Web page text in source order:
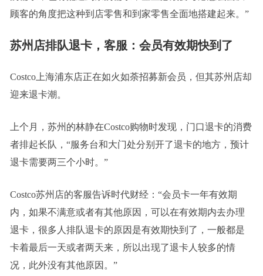
顾客的角度把这种到店零售和到家零售全面地搭建起来。”
苏州店排队退卡，客服：会员有效期快到了
Costco上海浦东店正在如火如荼招募新会员，但其苏州店却
迎来退卡潮。
上个月，苏州的林静在Costco购物时发现，门口退卡的消费
者排起长队，“服务台和大门处分别开了退卡的地方，预计
退卡需要两三个小时。”
Costco苏州店的客服告诉时代财经：“会员卡一年有效期
内，如果不满意或者有其他原因，可以在有效期内去办理
退卡，很多人排队退卡的原因是有效期快到了，一般都是
卡着最后一天或者两天来，所以出现了退卡人较多的情
况，此外没有其他原因。”